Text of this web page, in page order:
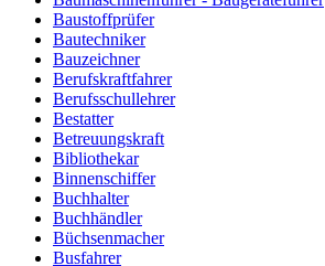
Baustoffprüfer
Bautechniker
Bauzeichner
Berufskraftfahrer
Berufsschullehrer
Bestatter
Betreuungskraft
Bibliothekar
Binnenschiffer
Buchhalter
Buchhändler
Büchsenmacher
Busfahrer